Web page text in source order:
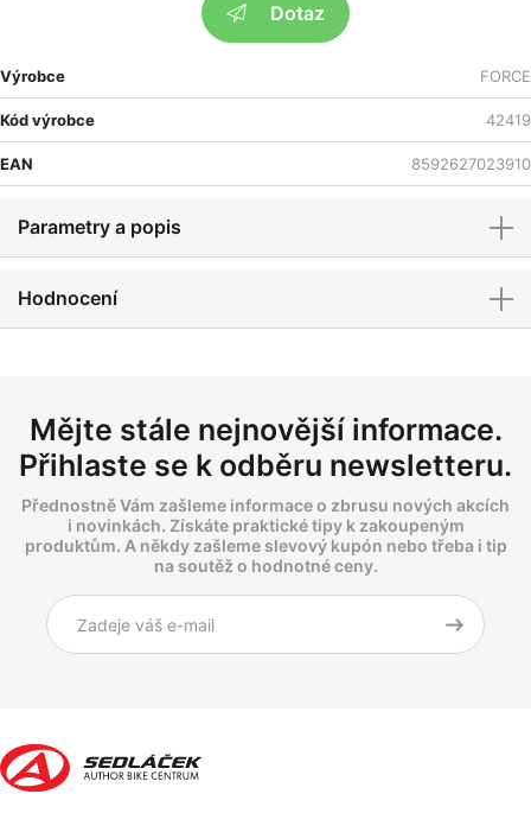
Dotaz
Výrobce FORCE
Kód výrobce 42419
EAN 8592627023910
Parametry a popis
Hodnocení
Mějte stále nejnovější informace.
Přihlaste se k odběru newsletteru.
Přednostně Vám zašleme informace o zbrusu nových akcích
i novinkách. Získáte praktické tipy k zakoupeným
produktům. A někdy zašleme slevový kupón nebo třeba i tip
na soutěž o hodnotné ceny.